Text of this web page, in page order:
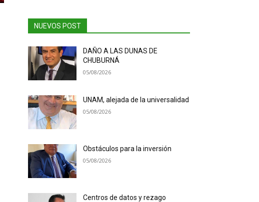
NUEVOS POST
DAÑO A LAS DUNAS DE
CHUBURNÁ
05/08/2026
UNAM, alejada de la universalidad
05/08/2026
Obstáculos para la inversión
05/08/2026
Centros de datos y rezago